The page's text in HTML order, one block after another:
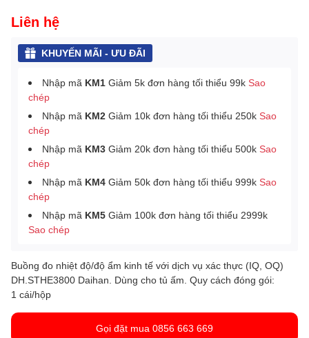
Liên hệ
KHUYẾN MÃI - ƯU ĐÃI
Nhập mã KM1 Giảm 5k đơn hàng tối thiểu 99k Sao
chép
Nhập mã KM2 Giảm 10k đơn hàng tối thiểu 250k Sao
chép
Nhập mã KM3 Giảm 20k đơn hàng tối thiểu 500k Sao
chép
Nhập mã KM4 Giảm 50k đơn hàng tối thiểu 999k Sao
chép
Nhập mã KM5 Giảm 100k đơn hàng tối thiểu 2999k
Sao chép
Buồng đo nhiệt độ/độ ẩm kinh tế với dịch vụ xác thực (IQ, OQ)
DH.STHE3800 Daihan. Dùng cho tủ ấm. Quy cách đóng gói:
1 cái/hộp
Gọi đặt mua 0856 663 669